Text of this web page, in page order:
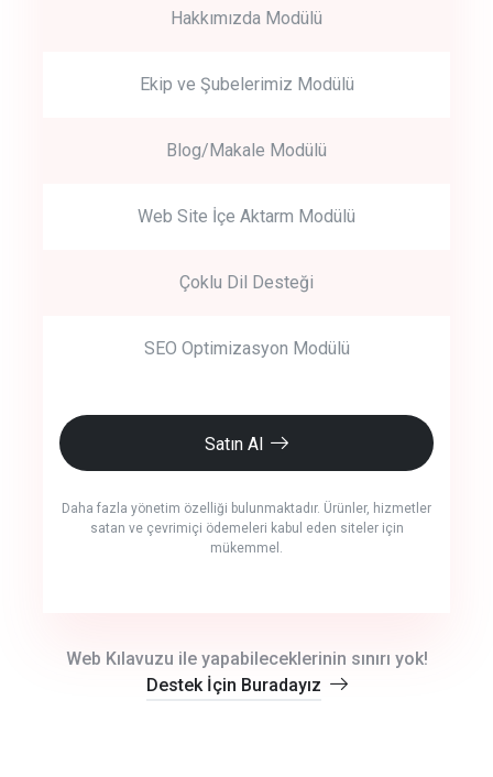
Hakkımızda Modülü
Ekip ve Şubelerimiz Modülü
Blog/Makale Modülü
Web Site İçe Aktarm Modülü
Çoklu Dil Desteği
SEO Optimizasyon Modülü
Satın Al
Daha fazla yönetim özelliği bulunmaktadır. Ürünler, hizmetler
satan ve çevrimiçi ödemeleri kabul eden siteler için
mükemmel.
Web Kılavuzu ile yapabileceklerinin sınırı yok!
Destek İçin Buradayız